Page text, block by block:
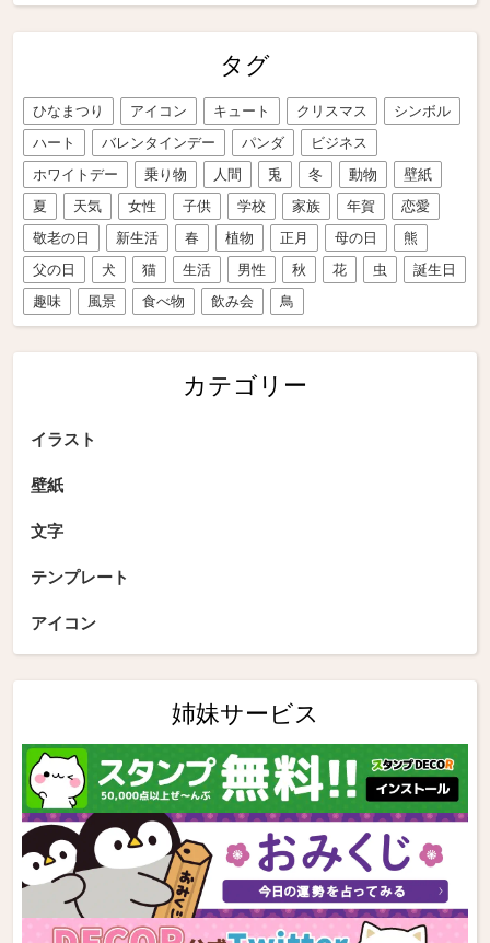
タグ
ひなまつり アイコン キュート クリスマス
シンボル
ハート
バレンタインデー パンダ
ビジネス
ホワイトデー
乗り物 人間 兎 冬 動物
壁紙
夏
天気 女性 子供 学校 家族 年賀
恋愛
敬老の日
新生活 春 植物 正月 母の日
熊
父の日
犬 猫 生活 男性 秋 花 虫
誕生日
趣味
風景 食べ物 飲み会 鳥
カテゴリー
イラスト
壁紙
文字
テンプレート
アイコン
姉妹サービス